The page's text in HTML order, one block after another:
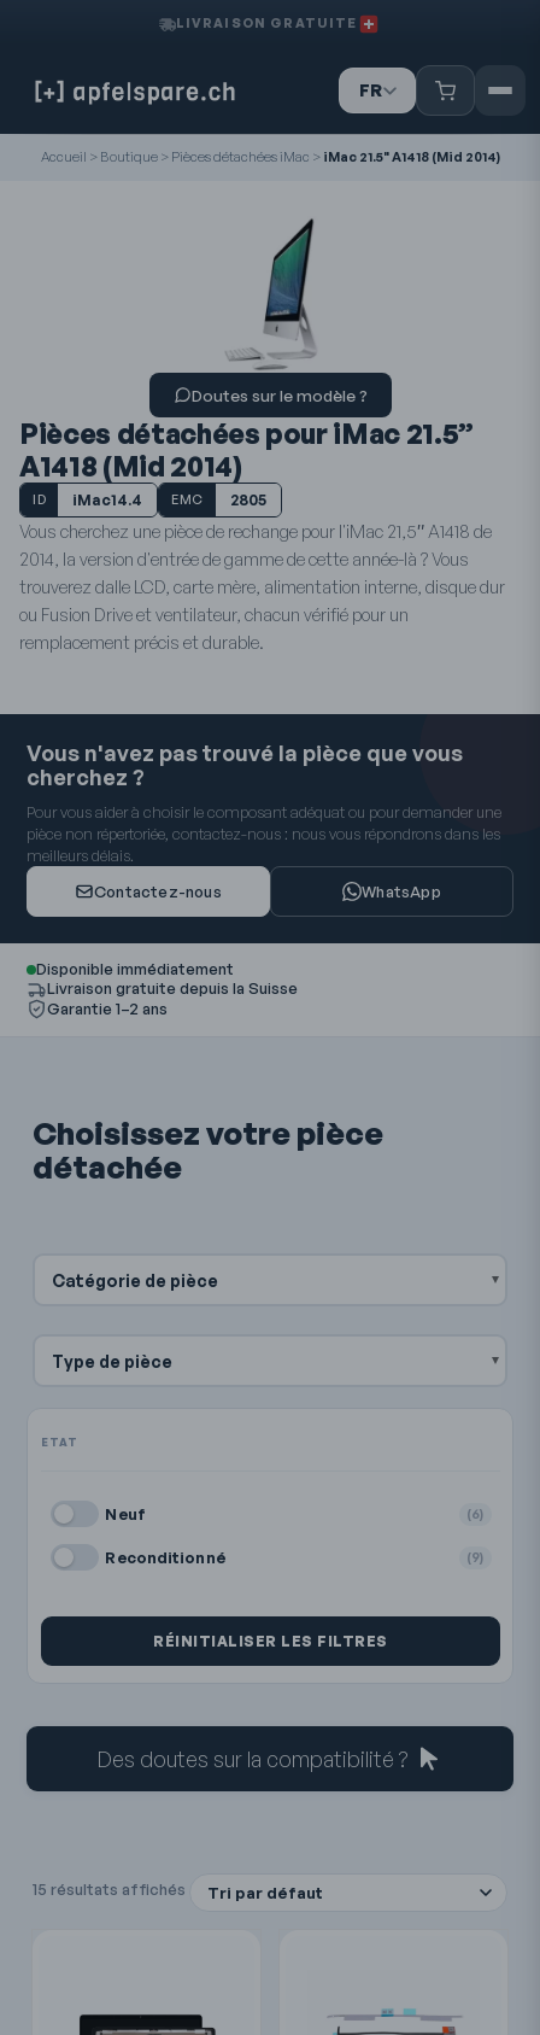
LIVRAISON GRATUITE
FR
DE
Accueil > Boutique> Pièces détachées iMac > iMac 21.5" A1418 (Mid 2014)
Doutes sur le modèle ?
Pièces détachées pour iMac 21.5”
A1418 (Mid 2014)
ID iMac14.4 EMC 2805
Vous cherchez une pièce de rechange pour l'iMac 21,5″ A1418 de
2014, la version d'entrée de gamme de cette année-là ? Vous
trouverez dalle LCD, carte mère, alimentation interne, disque dur
ou Fusion Drive et ventilateur, chacun vérifié pour un
remplacement précis et durable.
Vous n'avez pas trouvé la pièce que vous
cherchez ?
Pour vous aider à choisir le composant adéquat ou pour demander une
pièce non répertoriée, contactez-nous : nous vous répondrons dans les
meilleurs délais.
Contactez-nous
WhatsApp
Disponible immédiatement
Livraison gratuite depuis la Suisse
Garantie 1–2 ans
Choisissez votre pièce
détachée
Catégorie de pièce
Type de pièce
Neuf (6)
Reconditionné (9)
RÉINITIALISER LES FILTRES
Des doutes sur la compatibilité ?
15 résultats affichés